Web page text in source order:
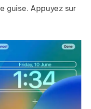
guise. Appuyez sur